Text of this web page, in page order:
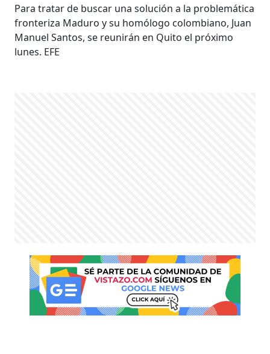
Para tratar de buscar una solución a la problemática
fronteriza Maduro y su homólogo colombiano, Juan
Manuel Santos, se reunirán en Quito el próximo
lunes. EFE